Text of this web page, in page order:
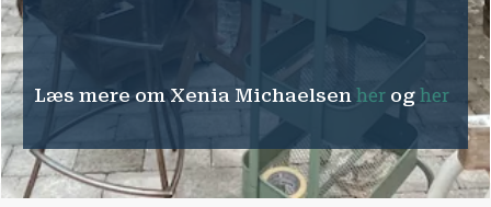
Læs mere om Xenia Michaelsen her og her